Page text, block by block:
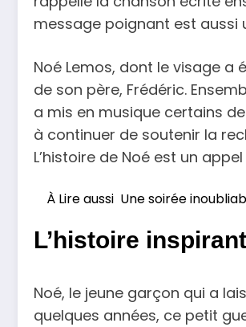
message poignant est aussi
Noé Lemos, dont le visage
de son père, Frédéric.
a mis en musique certains
à continuer de soutenir la
L’histoire de Noé est un
À Lire aussi Une soirée
L’histoire
Noé, le jeune garçon qui a
quelques années, ce petit